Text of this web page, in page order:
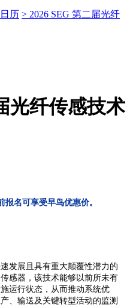
历 > 2026 SEG 第二届光纤
光纤传感技术
报名可享受早鸟优惠价。
发展且具有重大颠覆性潜力的
感器，该技术能够以前所未有
运行状态，从而推动系统优
、输送及关键转型活动的监测